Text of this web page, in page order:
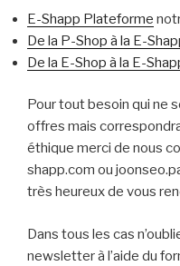
E-Shapp Plateforme
De la P-Shop à la E-
De la E-Shop à la E-
Pour tout besoin qui ne
offres mais
éthique merci de nous
shapp.com ou
très heureux de vous
Dans tous les cas
newsletter à l’aide du